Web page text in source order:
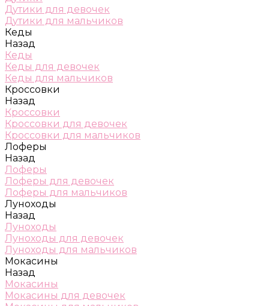
Дутики для девочек
Дутики для мальчиков
Кеды
Назад
Кеды
Кеды для девочек
Кеды для мальчиков
Кроссовки
Назад
Кроссовки
Кроссовки для девочек
Кроссовки для мальчиков
Лоферы
Назад
Лоферы
Лоферы для девочек
Лоферы для мальчиков
Луноходы
Назад
Луноходы
Луноходы для девочек
Луноходы для мальчиков
Мокасины
Назад
Мокасины
Мокасины для девочек